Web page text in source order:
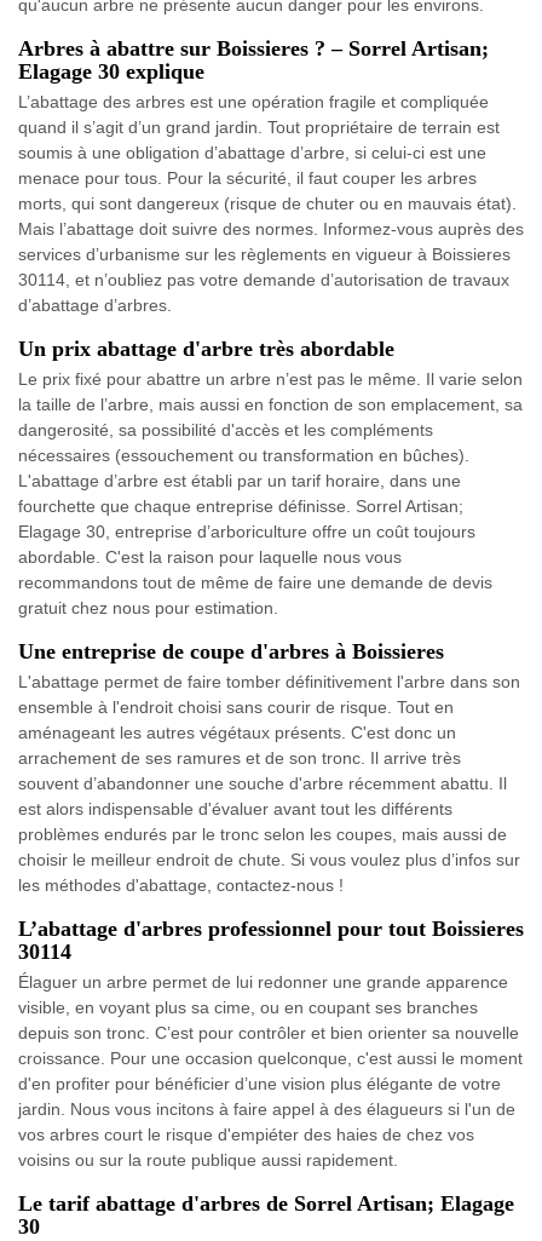
qu'aucun arbre ne présente aucun danger pour les environs.
Arbres à abattre sur Boissieres ? – Sorrel Artisan;
Elagage 30 explique
L’abattage des arbres est une opération fragile et compliquée
quand il s’agit d’un grand jardin. Tout propriétaire de terrain est
soumis à une obligation d’abattage d’arbre, si celui-ci est une
menace pour tous. Pour la sécurité, il faut couper les arbres
morts, qui sont dangereux (risque de chuter ou en mauvais état).
Mais l’abattage doit suivre des normes. Informez-vous auprès des
services d’urbanisme sur les règlements en vigueur à Boissieres
30114, et n’oubliez pas votre demande d’autorisation de travaux
d’abattage d’arbres.
Un prix abattage d'arbre très abordable
Le prix fixé pour abattre un arbre n’est pas le même. Il varie selon
la taille de l’arbre, mais aussi en fonction de son emplacement, sa
dangerosité, sa possibilité d'accès et les compléments
nécessaires (essouchement ou transformation en bûches).
L'abattage d’arbre est établi par un tarif horaire, dans une
fourchette que chaque entreprise définisse. Sorrel Artisan;
Elagage 30, entreprise d’arboriculture offre un coût toujours
abordable. C'est la raison pour laquelle nous vous
recommandons tout de même de faire une demande de devis
gratuit chez nous pour estimation.
Une entreprise de coupe d'arbres à Boissieres
L'abattage permet de faire tomber définitivement l'arbre dans son
ensemble à l'endroit choisi sans courir de risque. Tout en
aménageant les autres végétaux présents. C'est donc un
arrachement de ses ramures et de son tronc. Il arrive très
souvent d’abandonner une souche d'arbre récemment abattu. Il
est alors indispensable d'évaluer avant tout les différents
problèmes endurés par le tronc selon les coupes, mais aussi de
choisir le meilleur endroit de chute. Si vous voulez plus d’infos sur
les méthodes d'abattage, contactez-nous !
L’abattage d'arbres professionnel pour tout Boissieres
30114
Élaguer un arbre permet de lui redonner une grande apparence
visible, en voyant plus sa cime, ou en coupant ses branches
depuis son tronc. C’est pour contrôler et bien orienter sa nouvelle
croissance. Pour une occasion quelconque, c'est aussi le moment
d'en profiter pour bénéficier d’une vision plus élégante de votre
jardin. Nous vous incitons à faire appel à des élagueurs si l'un de
vos arbres court le risque d'empiéter des haies de chez vos
voisins ou sur la route publique aussi rapidement.
Le tarif abattage d'arbres de Sorrel Artisan; Elagage
30